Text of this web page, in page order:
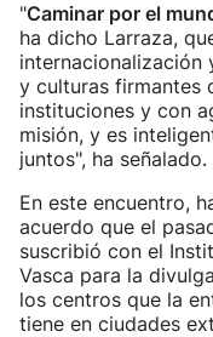
"Caminar por el
ha dicho Larraza,
internacionalización
y culturas firmantes
instituciones y con
misión, y es
juntos", ha señalado.
En este encuentro,
acuerdo que el
suscribió con el
Vasca para la
los centros que la
tiene en ciudades